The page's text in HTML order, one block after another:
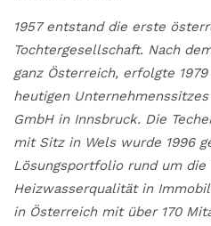
1957 entstand die erste
Tochtergesellschaft. Nach
ganz Österreich, erfolgte
heutigen
GmbH in Innsbruck. Die
mit Sitz in Wels wurde 1996
Lösungsportfolio rund um die
Heizwasserqualität in
in Österreich mit über 170